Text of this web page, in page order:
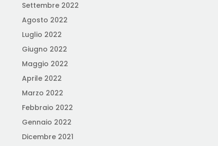
Settembre 2022
Agosto 2022
Luglio 2022
Giugno 2022
Maggio 2022
Aprile 2022
Marzo 2022
Febbraio 2022
Gennaio 2022
Dicembre 2021